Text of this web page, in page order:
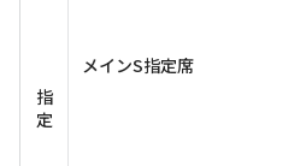
指
定
メインS指定席